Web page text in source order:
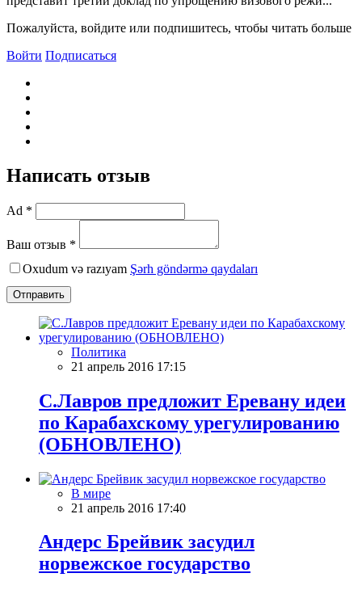
Пожалуйста, войдите или подпишитесь, чтобы читать больше
Войти Подписаться
Написать отзыв
Ad *
Ваш отзыв *
Oxudum və razıyam Şərh göndərmə qaydaları
Отправить
Политика
21 апрель 2016 17:15
C.Лавров предложит Еревану идеи
по Карабахскому урегулированию
(ОБНОВЛЕНО)
В мире
21 апрель 2016 17:40
Андерс Брейвик засудил
норвежское государство